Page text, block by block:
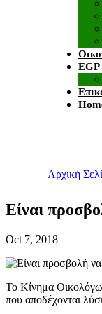
EGP
Αρχική
Είναι
Oct 7, 2018
Το Κίνημα
που αποδέχονται